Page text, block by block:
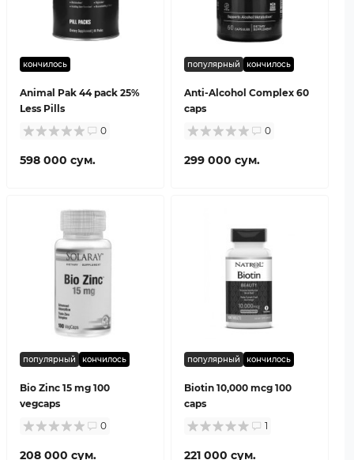
кончилось
Animal Pak 44 pack 25%
Less Pills
0
598 000 сум.
популярный кончилось
Anti-Alcohol Complex 60
caps
0
299 000 сум.
популярный кончилось
Bio Zinc 15 mg 100
vegcaps
0
208 000 сум.
популярный кончилось
Biotin 10,000 mcg 100
caps
1
221 000 сум.